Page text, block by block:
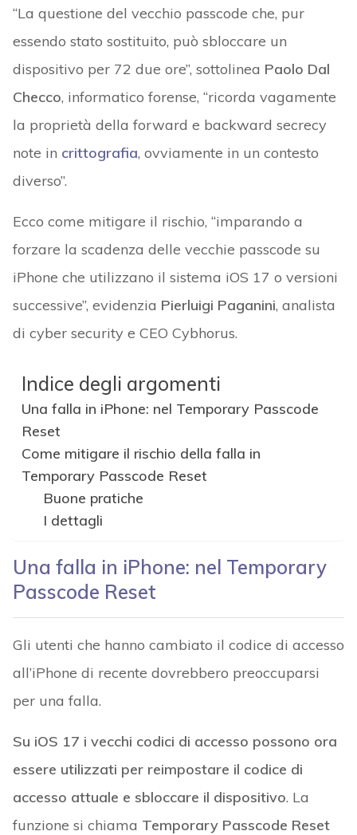
“La questione del vecchio passcode che, pur
essendo stato sostituito, può sbloccare un
dispositivo per 72 due ore”, sottolinea Paolo Dal
Checco, informatico forense, “ricorda vagamente
la proprietà della forward e backward secrecy
note in crittografia, ovviamente in un contesto
diverso”.
Ecco come mitigare il rischio, “imparando a
forzare la scadenza delle vecchie passcode su
iPhone che utilizzano il sistema iOS 17 o versioni
successive”, evidenzia Pierluigi Paganini, analista
di cyber security e CEO Cybhorus.
Indice degli argomenti
Una falla in iPhone: nel Temporary Passcode
Reset
Come mitigare il rischio della falla in
Temporary Passcode Reset
Buone pratiche
I dettagli
Una falla in iPhone: nel Temporary
Passcode Reset
Gli utenti che hanno cambiato il codice di accesso
all’iPhone di recente dovrebbero preoccuparsi
per una falla.
Su iOS 17 i vecchi codici di accesso possono ora
essere utilizzati per reimpostare il codice di
accesso attuale e sbloccare il dispositivo. La
funzione si chiama Temporary Passcode Reset